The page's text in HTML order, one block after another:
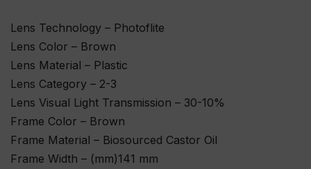
Lens Technology – Photoflite
Lens Color – Brown
Lens Material – Plastic
Lens Category – 2-3
Lens Visual Light Transmission – 30-10%
Frame Color – Brown
Frame Material – Biosourced Castor Oil
Frame Width – (mm)141 mm